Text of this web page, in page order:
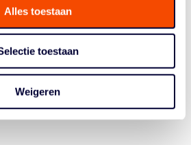
Alles toestaan
toestaan
Weigeren
Qatar. Het team plaatste zich als
uitzien als tijdens deze
én recaps van dit